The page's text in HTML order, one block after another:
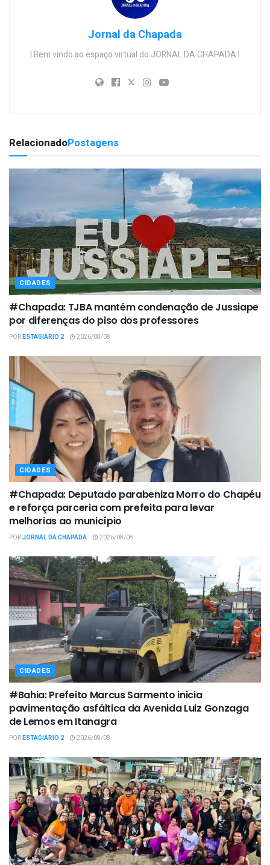
Jornal da Chapada
| Bem vindo ao espaço virtual do JORNAL DA CHAPADA |
RelacionadoPostagens
CIDADES
#Chapada: TJBA mantém condenação de Jussiape
por diferenças do piso dos professores
PORESTAGIÁRIO 2 2026/08/08
CIDADES
#Chapada: Deputado parabeniza Morro do Chapéu
e reforça parceria com prefeita para levar
melhorias ao município
PORJORNAL DA CHAPADA 2026/08/08
CIDADES
#Bahia: Prefeito Marcus Sarmento inicia
pavimentação asfáltica da Avenida Luiz Gonzaga
de Lemos em Itanagra
PORESTAGIÁRIO 2 2026/08/08